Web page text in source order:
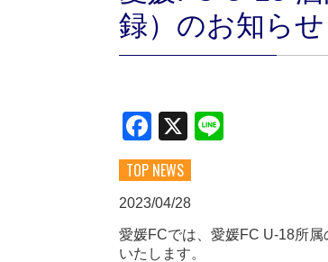
録）のお知らせ
Facebook
X
TOP NEWS
2023/04/28
愛媛FCでは、愛媛FC U-18所
いたします。